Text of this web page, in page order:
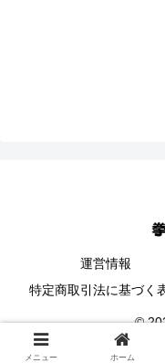
運営情報
特定商取引法に基づく
©
メニュー ホーム